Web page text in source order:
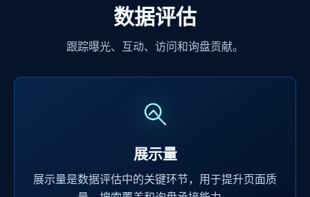
数据评估
跟踪曝光、互动、访问和询盘贡献。
展示量
展示量是数据评估中的关键环节，用于提升页面质